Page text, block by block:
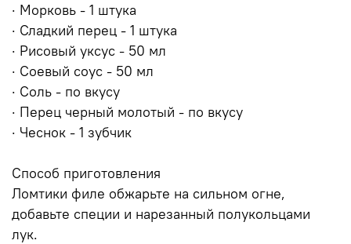
· Морковь - 1 штука
· Сладкий перец - 1 штука
· Рисовый уксус - 50 мл
· Соевый соус - 50 мл
· Соль - по вкусу
· Перец черный молотый - по вкусу
· Чеснок - 1 зубчик
Способ приготовления
Ломтики филе обжарьте на сильном огне,
добавьте специи и нарезанный полукольцами
лук.